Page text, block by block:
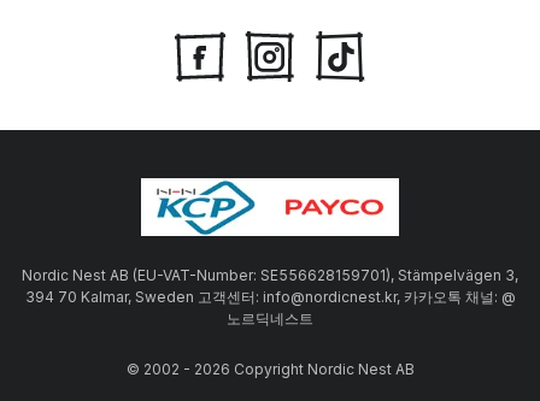
Nordic Nest AB (EU-VAT-Number: SE556628159701), Stämpelvägen 3,
394 70 Kalmar, Sweden 고객센터: info@nordicnest.kr, 카카오톡 채널: @
노르딕네스트
© 2002 - 2026 Copyright Nordic Nest AB